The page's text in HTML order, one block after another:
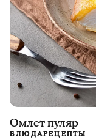
Омлет пуляр
БЛЮДАРЕЦЕПТЫ